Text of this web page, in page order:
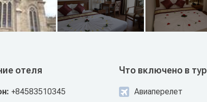
отеля
+84583510345
Что включено в тур
Авиаперелет